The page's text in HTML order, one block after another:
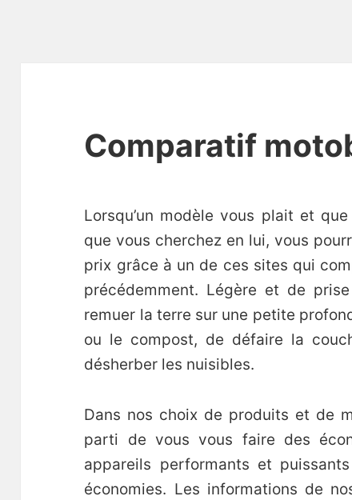
Comparatif
Lorsqu’un modèle vous plait et
que vous cherchez en lui, vous
prix grâce à un de ces sites qui
précédemment. Légère et de
remuer la terre sur une petite
ou le compost, de défaire la
désherber les nuisibles.
Dans nos choix de produits et de
parti de vous vous faire des
appareils performants et
économies. Les informations de